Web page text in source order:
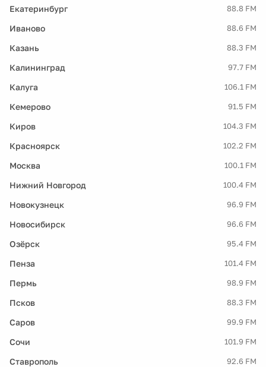
Екатеринбург 88.8 FM
Иваново 88.6 FM
Казань 88.3 FM
Калининград 97.7 FM
Калуга 106.1 FM
Кемерово 91.5 FM
Киров 104.3 FM
Красноярск 102.2 FM
Москва 100.1 FM
Нижний Новгород 100.4 FM
Новокузнецк 96.9 FM
Новосибирск 96.6 FM
Озёрск 95.4 FM
Пенза 101.4 FM
Пермь 98.9 FM
Псков 88.3 FM
Саров 99.9 FM
Сочи 101.9 FM
Ставрополь 92.6 FM